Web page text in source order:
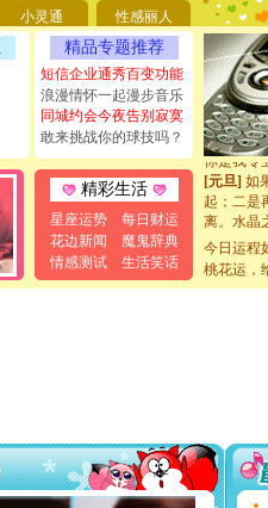
小灵通 性感丽人
精品专题推荐
短信企业通秀百变功能
浪漫情怀一起漫步音乐
同城约会今夜告别寂寞
敢来挑战你的球技吗？
精彩生活
星座运势
每日财运
花边新闻
魔鬼辞典
情感测试
生活笑话
[圣诞节]
能正大光
天都要快
[圣诞节]
如意,快
[元旦]看
断电。爱
你是我专
[元旦] 如
起；二是
离。水晶
泣，这痛
卖了。水
要平安！
[圣诞节]
能正大
今日运程
桃花运，